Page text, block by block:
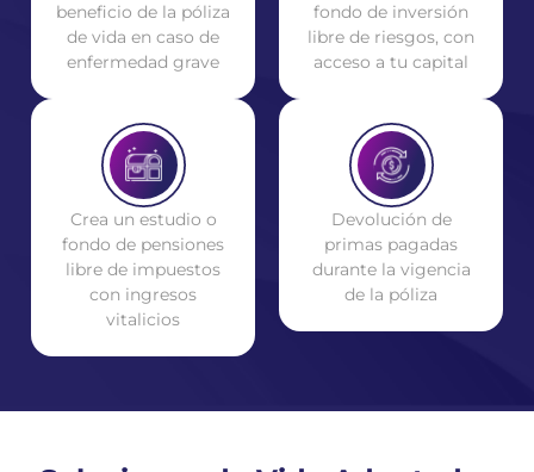
beneficio de la póliza
de vida en caso de
enfermedad grave
Crea un estudio o
fondo de pensiones
libre de impuestos
con ingresos
vitalicios
fondo de inversión
libre de riesgos, con
acceso a tu capital
Devolución de
primas pagadas
durante la vigencia
de la póliza